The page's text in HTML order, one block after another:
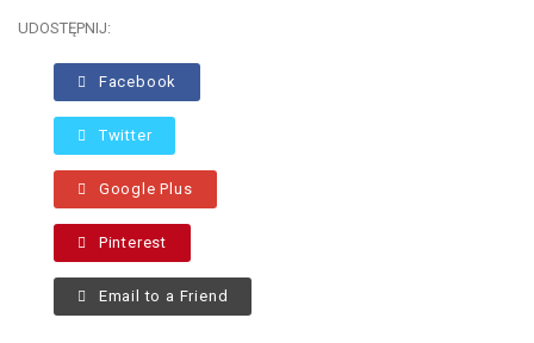
UDOSTĘPNIJ:
Facebook
Twitter
Google Plus
Pinterest
Email to a Friend